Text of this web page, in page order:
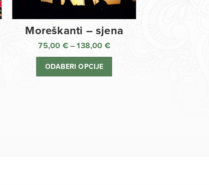
Moreškanti – sjena
75,00 € – 138,00 €Raspon
cijena:
ODABERI OPCIJE